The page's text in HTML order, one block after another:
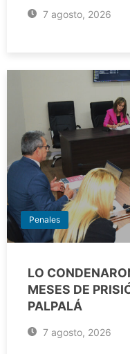
7 agosto, 2026
Penales
LO
MESES DE
PALPALÁ
7 agosto, 2026